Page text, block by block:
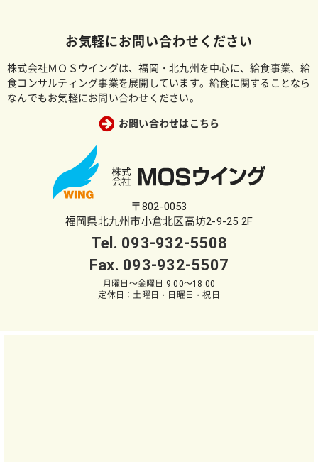
お気軽にお問い合わせください
株式会社ＭＯＳウイングは、福岡・北九州を中心に、給食事業、給
食コンサルティング事業を展開しています。給食に関することなら
なんでもお気軽にお問い合わせください。
お問い合わせはこちら
〒802-0053
福岡県北九州市小倉北区高坊2-9-25 2F
Tel. 093-932-5508
Fax. 093-932-5507
月曜日～金曜日 9:00～18:00
定休日：土曜日・日曜日・祝日